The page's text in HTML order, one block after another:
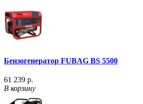
Бензогенератор FUBAG BS 5500
61 239 р.
В корзину